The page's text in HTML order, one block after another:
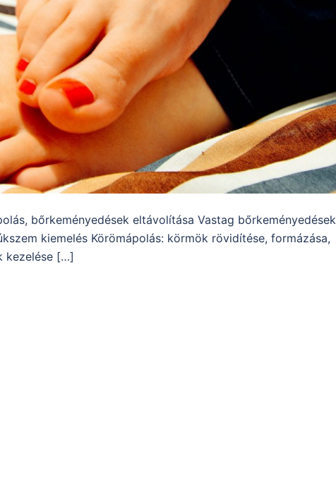
bőrkeményedések eltávolítása Vastag bőrkeményedések
kiemelés Körömápolás: körmök rövidítése, formázása,
kezelése […]